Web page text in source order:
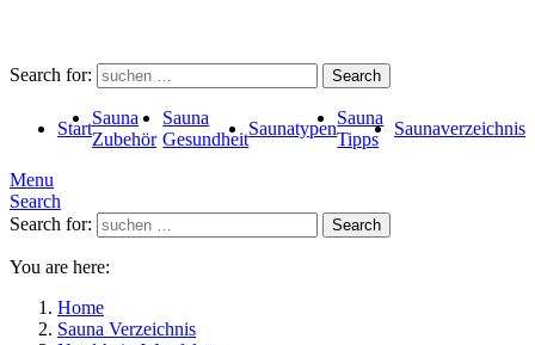
Search for: Search
Start
Sauna
Zubehör
Sauna
Gesundheit
Saunatypen
Sauna
Tipps
Saunaverzeichnis
Menu
Search
Search for:
Search
You are here:
Home
Sauna Verzeichnis